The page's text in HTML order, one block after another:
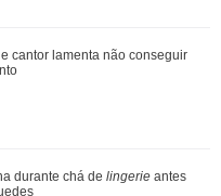
cantor lamenta não conseguir
se casam e compartilham
lindo que a...
cantor lamenta não conseguir
durante chá de lingerie antes